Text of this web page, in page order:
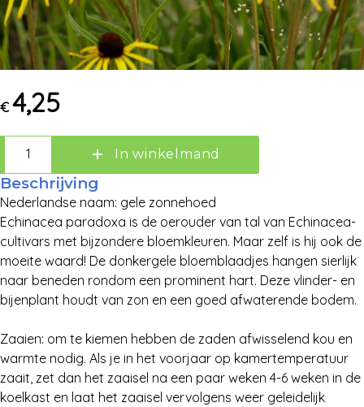
€ 4,25
In winkelmand
Beschrijving
Nederlandse naam: gele zonnehoed
Echinacea paradoxa is de oerouder van tal van Echinacea-
cultivars met bijzondere bloemkleuren. Maar zelf is hij ook de
moeite waard! De donkergele bloemblaadjes hangen sierlijk
naar beneden rondom een prominent hart. Deze vlinder- en
bijenplant houdt van zon en een goed afwaterende bodem.
Zaaien: om te kiemen hebben de zaden afwisselend kou en
warmte nodig. Als je in het voorjaar op kamertemperatuur
zaait, zet dan het zaaisel na een paar weken 4-6 weken in de
koelkast en laat het zaaisel vervolgens weer geleidelijk
Zoek:
Zoeken